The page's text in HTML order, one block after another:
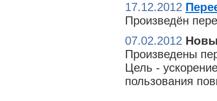
17.12.2012
Произведён
07.02.2012
Произведены
Цель -
пользования